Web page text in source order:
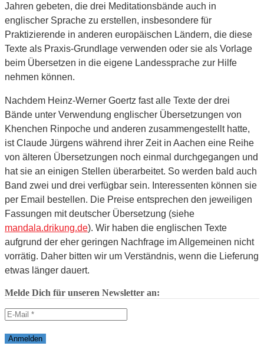
Jahren gebeten, die drei Meditationsbände auch in
englischer Sprache zu erstellen, insbesondere für
Praktizierende in anderen europäischen Ländern, die diese
Texte als Praxis-Grundlage verwenden oder sie als Vorlage
beim Übersetzen in die eigene Landessprache zur Hilfe
nehmen können.
Nachdem Heinz-Werner Goertz fast alle Texte der drei
Bände unter Verwendung englischer Übersetzungen von
Khenchen Rinpoche und anderen zusammengestellt hatte,
ist Claude Jürgens während ihrer Zeit in Aachen eine Reihe
von älteren Übersetzungen noch einmal durchgegangen und
hat sie an einigen Stellen überarbeitet. So werden bald auch
Band zwei und drei verfügbar sein. Interessenten können sie
per Email bestellen. Die Preise entsprechen den jeweiligen
Fassungen mit deutscher Übersetzung (siehe
mandala.drikung.de). Wir haben die englischen Texte
aufgrund der eher geringen Nachfrage im Allgemeinen nicht
vorrätig. Daher bitten wir um Verständnis, wenn die Lieferung
etwas länger dauert.
Melde Dich für unseren Newsletter an: